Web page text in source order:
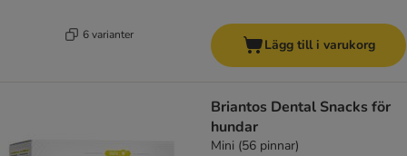
6 varianter
Lägg till i varukorg
Briantos Dental Snacks för
hundar
Mini (56 pinnar)